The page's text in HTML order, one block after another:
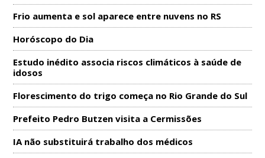
Frio aumenta e sol aparece entre nuvens no RS
Horóscopo do Dia
Estudo inédito associa riscos climáticos à saúde de
idosos
Florescimento do trigo começa no Rio Grande do Sul
Prefeito Pedro Butzen visita a Cermissões
IA não substituirá trabalho dos médicos